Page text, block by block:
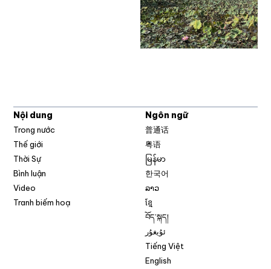
Nội dung
Trong nước
Thế giới
Thời Sự
Bình luận
Video
Tranh biếm hoạ
Ngôn ngữ
普通话
粤语
မြန်မာ
한국어
ລາວ
ខ្មែ
བོད་སྐད།
ئۇيغۇر
Tiếng Việt
English